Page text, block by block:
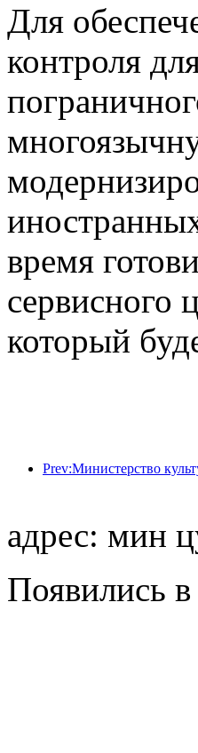
Для
контроля
время
сервисного
который
адрес: мин
Появились